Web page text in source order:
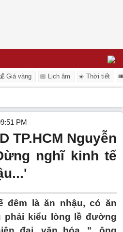
Giá vàng 📅 Lịch âm ☀️ Thời tiết
PM
TP.HCM Nguyễn
nghĩ kinh tế
đêm là ăn nhậu, có ăn
phải kiểu lòng lề đường